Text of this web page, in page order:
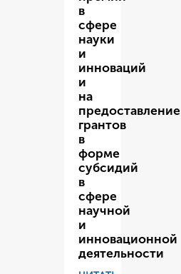
в
сфере
науки
и
инноваций
и
на
предоставление
грантов
в
форме
субсидий
в
сфере
научной
и
инновационной
деятельности